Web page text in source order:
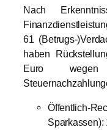
Nach
61 (Betrugs-
haben
Euro
Öffentlich-
Sparkassen):